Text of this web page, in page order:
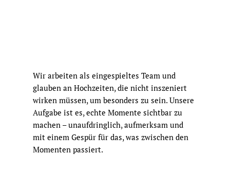
Wir arbeiten als eingespieltes Team und
glauben an Hochzeiten, die nicht inszeniert
wirken müssen, um besonders zu sein. Unsere
Aufgabe ist es, echte Momente sichtbar zu
machen – unaufdringlich, aufmerksam und
mit einem Gespür für das, was zwischen den
Momenten passiert.